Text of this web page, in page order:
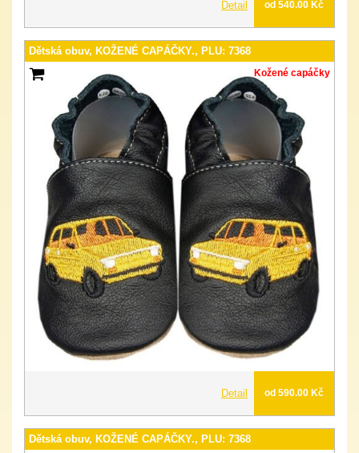
Detail od 540.00 Kč
Dětská obuv, KOŽENÉ CAPÁČKY., PLU: 7368
Kožené capáčky
Detail od 590.00 Kč
Dětská obuv, KOŽENÉ CAPÁČKY., PLU: 7368